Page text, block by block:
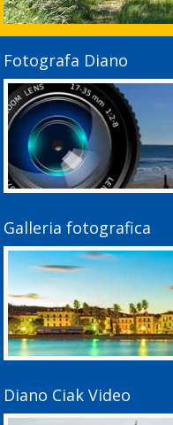
Fotografa Diano
Galleria fotografica
Diano Ciak Video